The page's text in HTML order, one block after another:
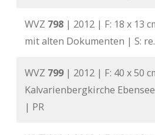
WVZ 798 | 2012 | F: 18 x 13
mit alten Dokumenten | S:
WVZ 799 | 2012 | F: 40 x 50
Kalvarienbergkirche
| PR